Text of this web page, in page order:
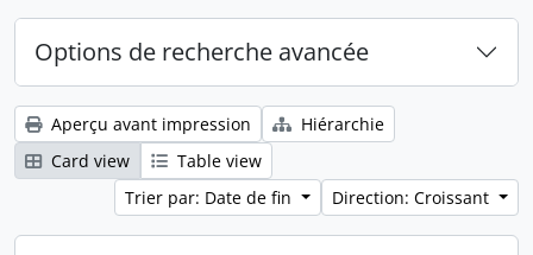
Options de recherche avancée
Aperçu avant impression
Hiérarchie
Card view
Table view
Trier par: Date de fin
Direction: Croissant